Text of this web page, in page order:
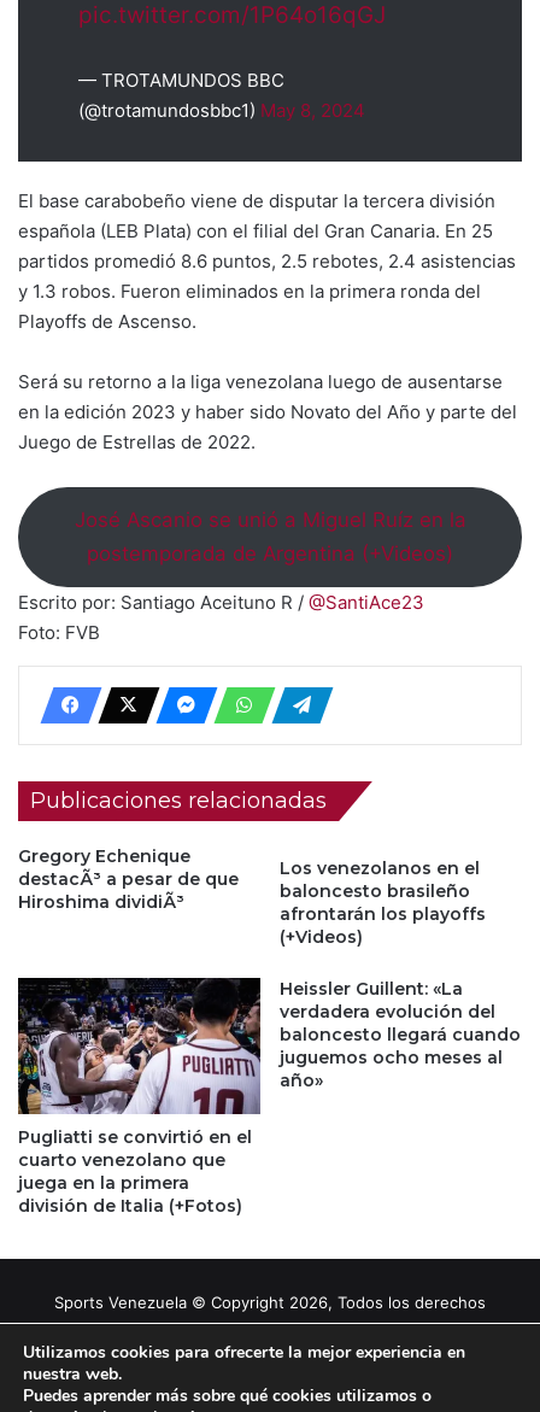
pic.twitter.com/1P64o16qGJ
— TROTAMUNDOS BBC
(@trotamundosbbc1) May 8, 2024
El base carabobeño viene de disputar la tercera división
española (LEB Plata) con el filial del Gran Canaria. En 25
partidos promedió 8.6 puntos, 2.5 rebotes, 2.4 asistencias
y 1.3 robos. Fueron eliminados en la primera ronda del
Playoffs de Ascenso.
Será su retorno a la liga venezolana luego de ausentarse
en la edición 2023 y haber sido Novato del Año y parte del
Juego de Estrellas de 2022.
José Ascanio se unió a Miguel Ruíz en la
postemporada de Argentina (+Videos)
Escrito por: Santiago Aceituno R / @SantiAce23
Foto: FVB
Publicaciones relacionadas
Gregory Echenique
destacÃ³ a pesar de que
Hiroshima dividiÃ³
Los venezolanos en el
baloncesto brasileño
afrontarán los playoffs
(+Videos)
Pugliatti se convirtió en el
cuarto venezolano que
juega en la primera
división de Italia (+Fotos)
Heissler Guillent: «La
verdadera evolución del
baloncesto llegará cuando
juguemos ocho meses al
año»
Sports Venezuela © Copyright 2026, Todos los derechos
Facebook
X YouTubeInstagram
Utilizamos cookies para ofrecerte la mejor experiencia en
nuestra web.
Puedes aprender más sobre qué cookies utilizamos o